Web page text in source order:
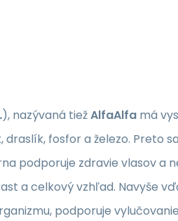
), nazývaná tiežAlfaAlfa má
fosfor a železo. Preto
podporuje zdravie vlasov
a celkový vzhľad. Navyše
podporuje